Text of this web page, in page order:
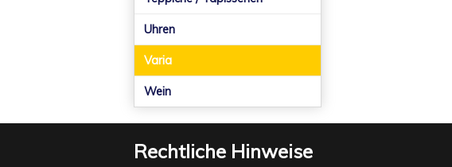
Uhren
Varia
Wein
Rechtliche Hinweise